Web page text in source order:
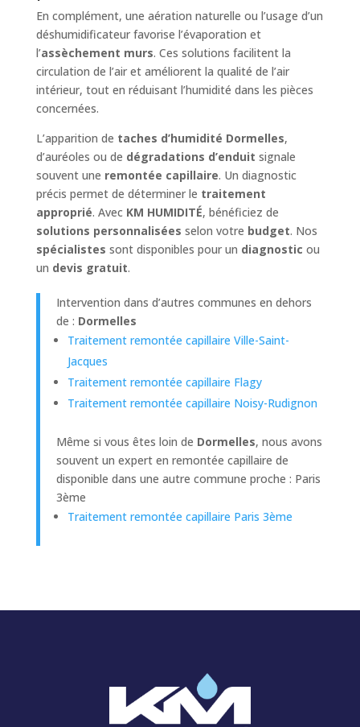
En complément, une aération naturelle ou l’usage d’un
déshumidificateur favorise l’évaporation et
l’assèchement murs. Ces solutions facilitent la
circulation de l’air et améliorent la qualité de l’air
intérieur, tout en réduisant l’humidité dans les pièces
concernées.
L’apparition de taches d’humidité Dormelles,
d’auréoles ou de dégradations d’enduit signale
souvent une remontée capillaire. Un diagnostic
précis permet de déterminer le traitement
approprié. Avec KM HUMIDITÉ, bénéficiez de
solutions personnalisées selon votre budget. Nos
spécialistes sont disponibles pour un diagnostic ou
un devis gratuit.
Intervention dans d’autres communes en dehors
de : Dormelles
Traitement remontée capillaire Ville-Saint-
Jacques
Traitement remontée capillaire Flagy
Traitement remontée capillaire Noisy-Rudignon
Même si vous êtes loin de Dormelles, nous avons
souvent un expert en remontée capillaire de
disponible dans une autre commune proche : Paris
3ème
Traitement remontée capillaire Paris 3ème